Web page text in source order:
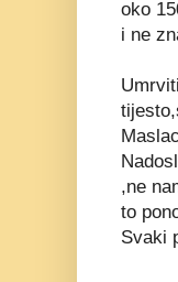
oko
i ne
,ne
to
Svaki